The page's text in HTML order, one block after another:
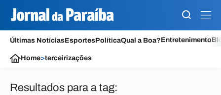
Últimas NotíciasEsportesPolíticaQual a Boa?Entretenimento
Home>terceirizações
Resultados para a tag: